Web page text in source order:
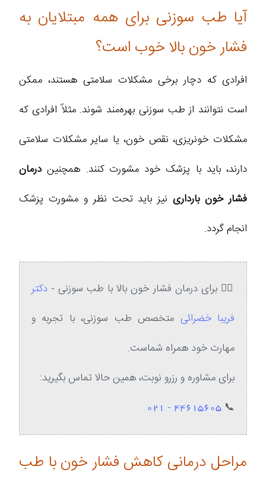
آیا طب سوزنی برای همه مبتلایان به
فشار خون بالا خوب است؟
افرادی که دچار برخی مشکلات سلامتی هستند، ممکن
است نتوانند از طب سوزنی بهره‌مند شوند. مثلاً افرادی که
مشکلات خونریزی، نقص خون، یا سایر مشکلات سلامتی
دارند، باید با پزشک خود مشورت کنند. همچنیندرمان
فشار خون باردارینیز باید تحت نظر و مشورت پزشک
انجام گردد.
💆‍♂️ برای درمان فشار خون بالا با طب سوزنی - دکتر
فریبا خضرائی متخصص طب سوزنی، با تجربه و
مهارت خود همراه شماست.
برای مشاوره و رزرو نوبت، همین حالا تماس بگیرید:
📞
44615605 - 021
مراحل درمانی کاهش فشار خون با طب